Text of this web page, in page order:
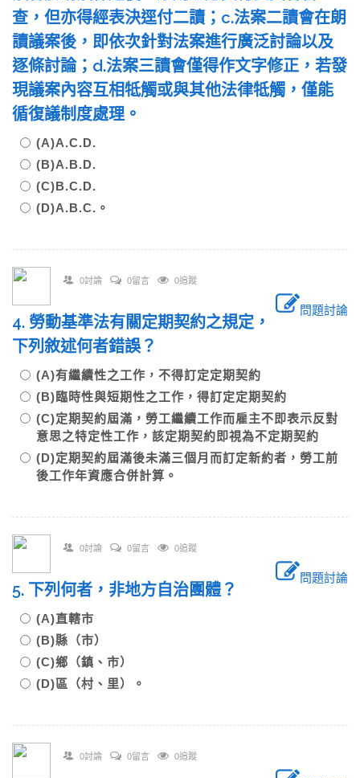
查，但亦得經表決逕付二讀；c.法案二讀會在朗
讀議案後，即依次針對法案進行廣泛討論以及
逐條討論；d.法案三讀會僅得作文字修正，若發
現議案內容互相牴觸或與其他法律牴觸，僅能
循復議制度處理。
(A)A.C.D.
(B)A.B.D.
(C)B.C.D.
(D)A.B.C.。
0討論 0留言 0追蹤
問題討論
4. 勞動基準法有關定期契約之規定，
下列敘述何者錯誤？
(A)有繼續性之工作，不得訂定定期契約
(B)臨時性與短期性之工作，得訂定定期契約
(C)定期契約屆滿，勞工繼續工作而雇主不即表示反對
意思之特定性工作，該定期契約即視為不定期契約
(D)定期契約屆滿後未滿三個月而訂定新約者，勞工前
後工作年資應合併計算。
0討論 0留言 0追蹤
問題討論
5. 下列何者，非地方自治團體？
(A)直轄市
(B)縣（市）
(C)鄉（鎮、市）
(D)區（村、里）。
0討論 0留言 0追蹤